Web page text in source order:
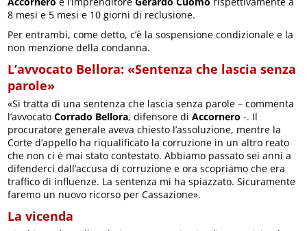
8 mesi e 5 mesi e 10 giorni di reclusione.
Per entrambi, come detto, c’è la sospensione condizionale e la
non menzione della condanna.
L’avvocato Bellora: «Sentenza che lascia senza
parole»
«Si tratta di una sentenza che lascia senza parole – commenta
l’avvocatoCorrado Bellora, difensore diAccornero -. Il
procuratore generale aveva chiesto l’assoluzione, mentre la
Corte d’appello ha riqualificato la corruzione in un altro reato
che non ci è mai stato contestato. Abbiamo passato sei anni a
difenderci dall’accusa di corruzione e ora scopriamo che era
traffico di influenze. La sentenza mi ha spiazzato. Sicuramente
faremo un nuovo ricorso per Cassazione».
La vicenda